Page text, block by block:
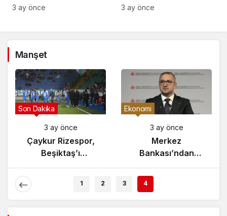
Gözaltı!
3 ay önce 3 ay önce
Manşet
Son Dakika
3 ay önce
Çaykur Rizespor,
Beşiktaş’ı
Ağırlıyor!
Ekonomi
3 ay önce
Merkez
Bankası’ndan
Enflasyon Raporu
Açıklaması
1 2 3 4